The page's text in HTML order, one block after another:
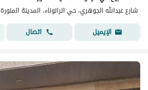
شارع عبدالله الجوهري، حي الرانوناء، المدينة المنورة
الإيميل
اتصال